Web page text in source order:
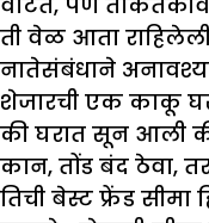
ती वेळ आता राहिलेली
नातेसंबंधाने
शेजारची एक काकू
की घरात सून आली
कान, तोंड बंद ठेवा,
तिची बेस्ट फ्रेंड सीमा